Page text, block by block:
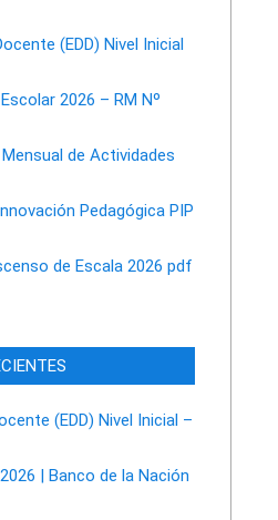
(EDD) Nivel Inicial
2026 – RM Nº
de Actividades
Pedagógica PIP
de Escala 2026 pdf
(EDD) Nivel Inicial –
| Banco de la Nación